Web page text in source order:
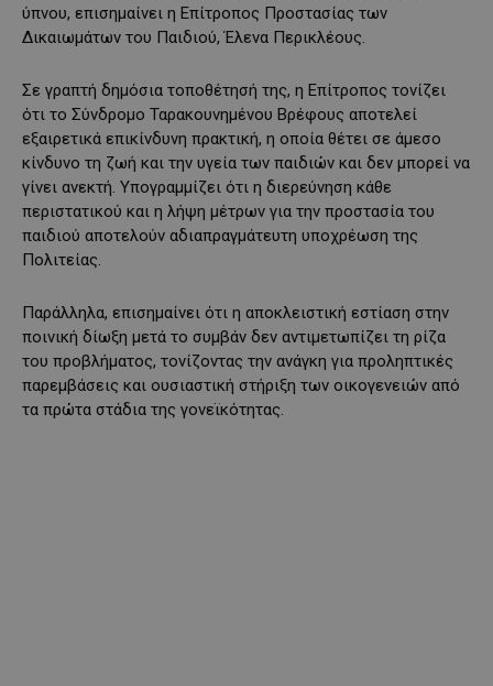
ύπνου, επισημαίνει η Επίτροπος Προστασίας των
Δικαιωμάτων του Παιδιού, Έλενα Περικλέους.
Σε γραπτή δημόσια τοποθέτησή της, η Επίτροπος τονίζει
ότι το Σύνδρομο Ταρακουνημένου Βρέφους αποτελεί
εξαιρετικά επικίνδυνη πρακτική, η οποία θέτει σε άμεσο
κίνδυνο τη ζωή και την υγεία των παιδιών και δεν μπορεί να
γίνει ανεκτή. Υπογραμμίζει ότι η διερεύνηση κάθε
περιστατικού και η λήψη μέτρων για την προστασία του
παιδιού αποτελούν αδιαπραγμάτευτη υποχρέωση της
Πολιτείας.
Παράλληλα, επισημαίνει ότι η αποκλειστική εστίαση στην
ποινική δίωξη μετά το συμβάν δεν αντιμετωπίζει τη ρίζα
του προβλήματος, τονίζοντας την ανάγκη για προληπτικές
παρεμβάσεις και ουσιαστική στήριξη των οικογενειών από
τα πρώτα στάδια της γονεϊκότητας.